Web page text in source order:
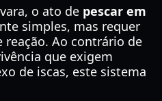
o ato de pescar em
simples, mas requer
Ao contrário de
que exigem
de iscas, este sistema